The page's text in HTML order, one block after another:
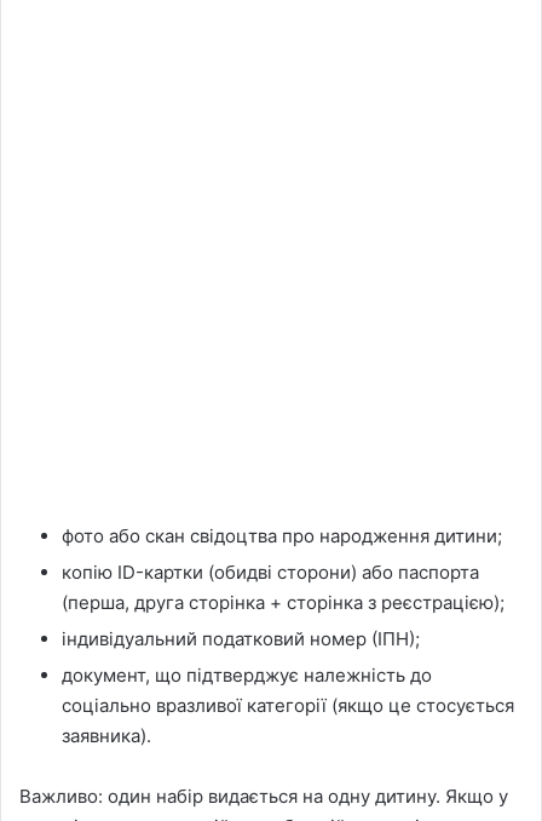
фото або скан свідоцтва про народження дитини;
копію ID-картки (обидві сторони) або паспорта
(перша, друга сторінка + сторінка з реєстрацією);
індивідуальний податковий номер (ІПН);
документ, що підтверджує належність до
соціально вразливої категорії (якщо це стосується
заявника).
Важливо: один набір видається на одну дитину. Якщо у